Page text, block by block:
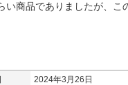
い商品でありましたが、こ
2024年3月26日